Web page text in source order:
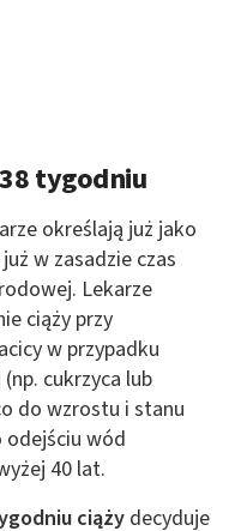
tygodniu
określają już jako
w zasadzie czas
Lekarze
ciąży przy
w przypadku
cukrzyca lub
do wzrostu i stanu
odejściu wód
40 lat.
ciąży decyduje